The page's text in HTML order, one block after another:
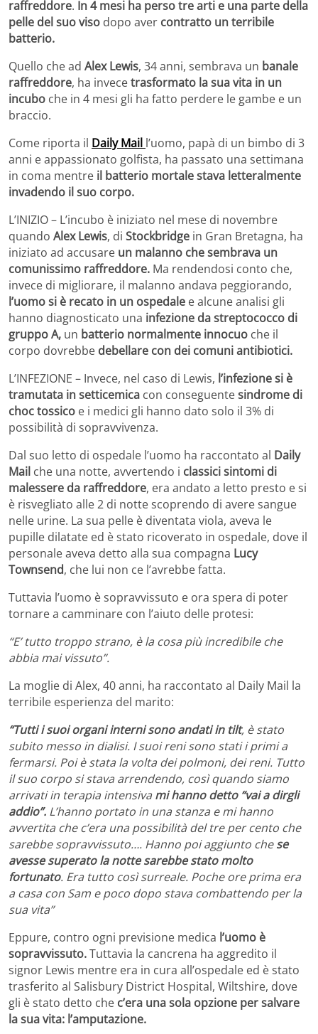
raffreddore. In 4 mesi ha perso tre arti e una parte della
pelle del suo viso dopo aver contratto un terribile
batterio.
Quello che ad Alex Lewis, 34 anni, sembrava un banale
raffreddore, ha invecetrasformato la sua vita in un
incubo che in 4 mesi gli ha fatto perdere le gambe e un
braccio.
Come riporta il Daily Mail l’uomo, papà di un bimbo di 3
anni e appassionato golfista, ha passato una settimana
in coma mentre il batterio mortale stava letteralmente
invadendo il suo corpo.
L’INIZIO – L’incubo è iniziato nel mese di novembre
quando Alex Lewis, di Stockbridge in Gran Bretagna, ha
iniziato ad accusare un malanno che sembrava un
comunissimo raffreddore. Ma rendendosi conto che,
invece di migliorare, il malanno andava peggiorando,
l’uomo si è recato in un ospedale e alcune analisi gli
hanno diagnosticato una infezione da streptococco di
gruppo A, un batterio normalmente innocuo che il
corpo dovrebbe debellare con dei comuni antibiotici.
L’INFEZIONE – Invece, nel caso di Lewis, l’infezione si è
tramutata in setticemica con conseguentesindrome di
choc tossico e i medici gli hanno dato solo il 3% di
possibilità di sopravvivenza.
Dal suo letto di ospedale l’uomo ha raccontato al Daily
Mail che una notte, avvertendo i classici sintomi di
malessere da raffreddore, era andato a letto presto e si
è risvegliato alle 2 di notte scoprendo di avere sangue
nelle urine. La sua pelle è diventata viola, aveva le
pupille dilatate ed è stato ricoverato in ospedale, dove il
personale aveva detto alla sua compagna Lucy
Townsend, che lui non ce l’avrebbe fatta.
Tuttavia l’uomo è sopravvissuto e ora spera di poter
tornare a camminare con l’aiuto delle protesi:
“E’ tutto troppo strano, è la cosa più incredibile che
abbia mai vissuto”.
La moglie di Alex, 40 anni, ha raccontato al Daily Mail la
terribile esperienza del marito:
“Tutti i suoi organi interni sono andati in tilt, è stato
subito messo in dialisi. I suoi reni sono stati i primi a
fermarsi. Poi è stata la volta dei polmoni, dei reni. Tutto
il suo corpo si stava arrendendo, così quando siamo
arrivati in terapia intensiva mi hanno detto “vai a dirgli
addio”. L’hanno portato in una stanza e mi hanno
avvertita che c’era una possibilità del tre per cento che
sarebbe sopravvissuto…. Hanno poi aggiunto chese
avesse superato la notte sarebbe stato molto
fortunato. Era tutto così surreale. Poche ore prima era
a casa con Sam e poco dopo stava combattendo per la
sua vita”
Eppure, contro ogni previsione medica l’uomo è
sopravvissuto.Tuttavia la cancrena ha aggredito il
signor Lewis mentre era in cura all’ospedale ed è stato
trasferito al Salisbury District Hospital, Wiltshire, dove
gli è stato detto che c’era una sola opzione per salvare
la sua vita: l’amputazione.